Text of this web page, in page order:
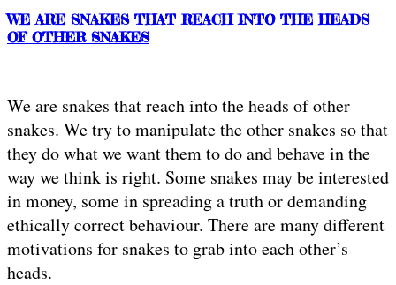
WE ARE SNAKES THAT REACH INTO THE HEADS
OF OTHER SNAKES
We are snakes that reach into the heads of other
snakes. We try to manipulate the other snakes so that
they do what we want them to do and behave in the
way we think is right. Some snakes may be interested
in money, some in spreading a truth or demanding
ethically correct behaviour. There are many different
motivations for snakes to grab into each other’s
heads.